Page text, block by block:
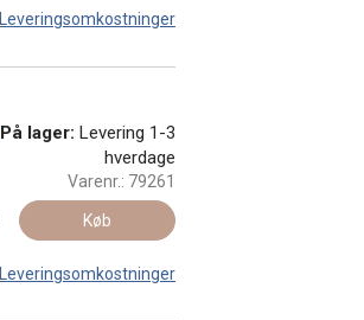
Leveringsomkostninger
På lager: Levering 1-3
hverdage
Varenr.: 79261
Køb
Leveringsomkostninger